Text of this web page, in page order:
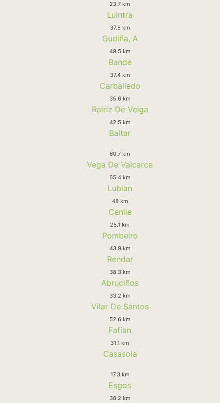
23.7 km
Luintra
37.5 km
Gudiña, A
49.5 km
Bande
37.4 km
Carballedo
35.6 km
Rairiz De Veiga
42.5 km
Baltar
60.7 km
Vega De Valcarce
55.4 km
Lubian
48 km
Cenlle
25.1 km
Pombeiro
43.9 km
Rendar
38.3 km
Abruciños
33.2 km
Vilar De Santos
52.6 km
Fafian
31.1 km
Casasola
17.3 km
Esgos
38.2 km